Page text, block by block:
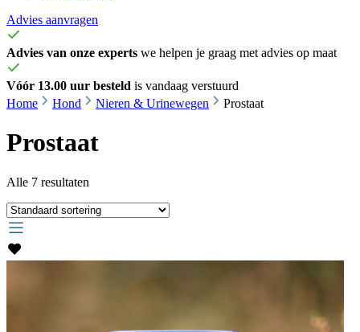
Advies aanvragen
Advies van onze experts we helpen je graag met advies op maat
Vóór 13.00 uur besteld is vandaag verstuurd
Home
Hond Nieren & Urinewegen Prostaat
Prostaat
Alle 7 resultaten